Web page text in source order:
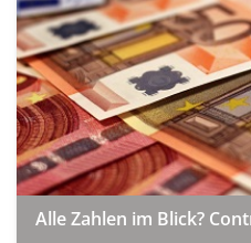
Alle Zahlen im Blick?